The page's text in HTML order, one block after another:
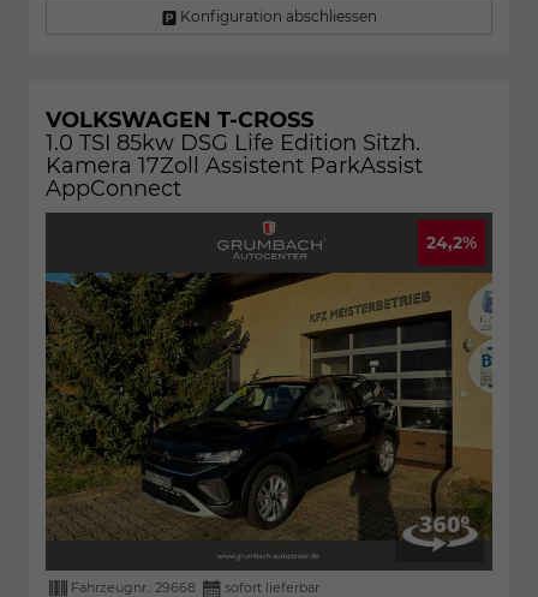
Konfiguration abschliessen
VOLKSWAGEN T-CROSS
1.0 TSI 85kw DSG Life Edition Sitzh.
Kamera 17Zoll Assistent ParkAssist
AppConnect
24,2%
Fahrzeugnr.: 29668
sofort lieferbar